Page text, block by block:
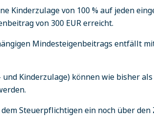
Kinderzulage von 100 % auf jeden
von 300 EUR erreicht.
Mindesteigenbeitrags entfällt
Kinderzulage) können wie bisher
Steuerpflichtigen ein noch über